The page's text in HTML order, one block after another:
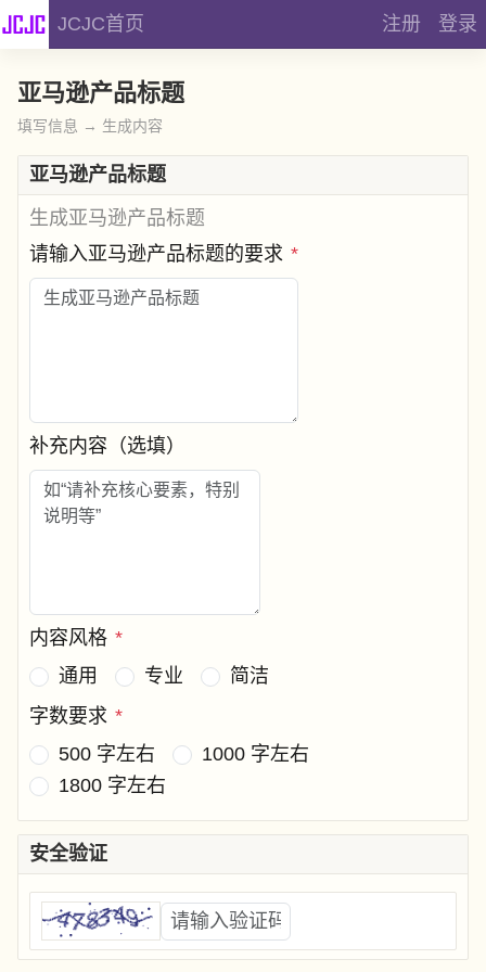
JCJC首页 注册 登录
亚马逊产品标题
填写信息 → 生成内容
亚马逊产品标题
生成亚马逊产品标题
请输入亚马逊产品标题的要求 *
补充内容（选填）
内容风格 *
通用
专业
简洁
字数要求 *
500 字左右
1000 字左右
1800 字左右
安全验证